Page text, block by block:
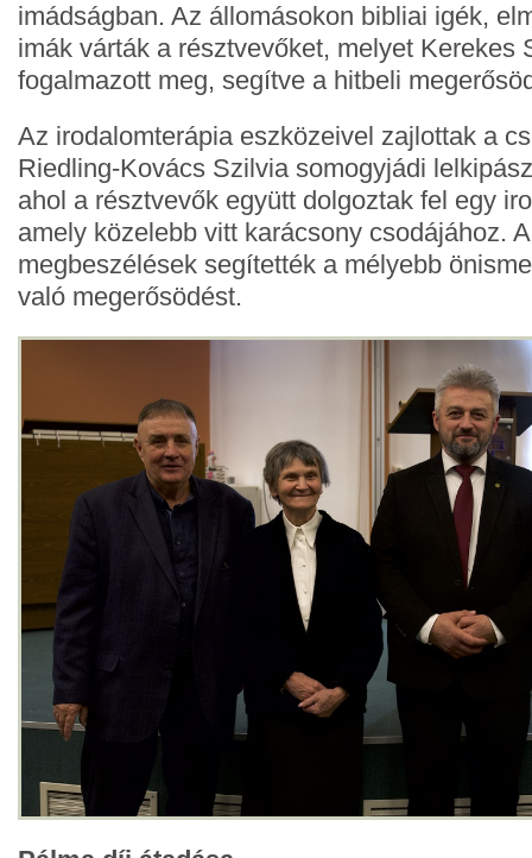
imádságban. Az állomásokon bibliai igék,
imák várták a résztvevőket, melyet Kerekes
fogalmazott meg, segítve a hitbeli
Az irodalomterápia eszközeivel zajlottak a
Riedling-Kovács Szilvia somogyjádi
ahol a résztvevők együtt dolgoztak fel egy
amely közelebb vitt karácsony csodájához.
megbeszélések segítették a mélyebb
való megerősödést.